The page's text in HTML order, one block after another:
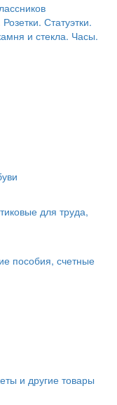
Статуэтки.
и стекла. Часы.
для труда,
пособия, счетные
и другие товары